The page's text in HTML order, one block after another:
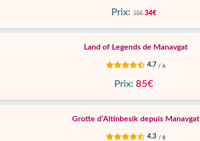
Prix: 38€34€
Land of Legends de Manavgat
4.7 / 6
Prix: 85€
Grotte d’Altinbesik depuis Manavgat
4.3 / 8